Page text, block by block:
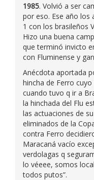
1985. Volvió a ser
por eso. Ese año los
1 con los brasileños
Hizo una buena
que terminó invicto
con Fluminense y
Anécdota aportada
hincha de Ferro
cuando tuvo q ir a
la hinchada del Flu
las actuaciones de
eliminados de la
contra Ferro
Maracaná vacío
verdolagas q
lo véeee, somos
todos putos”.